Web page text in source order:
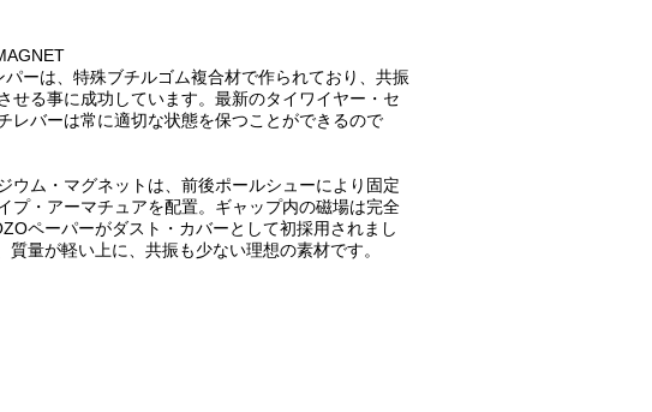
ーは、特殊ブチルゴム複合材で作られており、共振
せる事に成功しています。最新のタイワイヤー・セ
レバーは常に適切な状態を保つことができるので
ウム・マグネットは、前後ポールシューにより固定
プ・アーマチュアを配置。ギャップ内の磁場は完全
ペーパーがダスト・カバーとして初採用されまし
量が軽い上に、共振も少ない理想の素材です。